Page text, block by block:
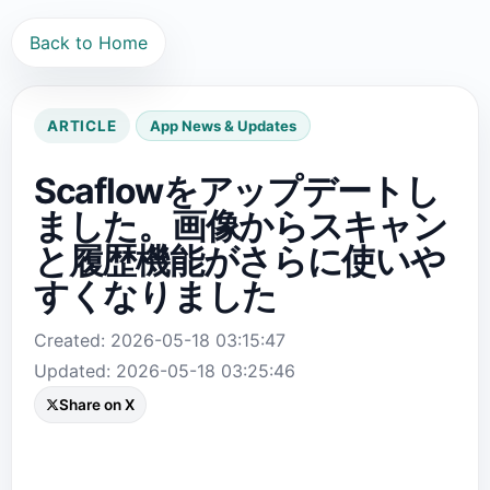
Back to Home
ARTICLE App News & Updates
Scaflowをアップデートし
ました。画像からスキャン
と履歴機能がさらに使いや
すくなりました
Created: 2026-05-18 03:15:47
Updated: 2026-05-18 03:25:46
Share on X